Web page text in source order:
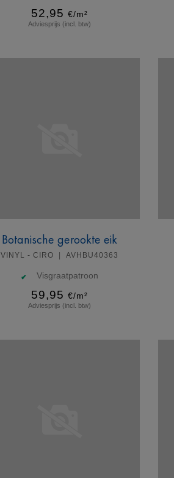
52,95 €/m²
Adviesprijs (incl. btw)
Botanische gerookte eik
VINYL - CIRO AVHBU40363
Visgraatpatroon
59,95 €/m²
Adviesprijs (incl. btw)